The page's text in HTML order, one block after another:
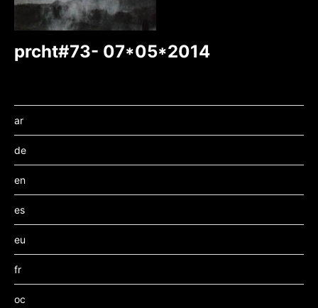
prcht#73- 07*05*2014
ar
de
en
es
eu
fr
oc